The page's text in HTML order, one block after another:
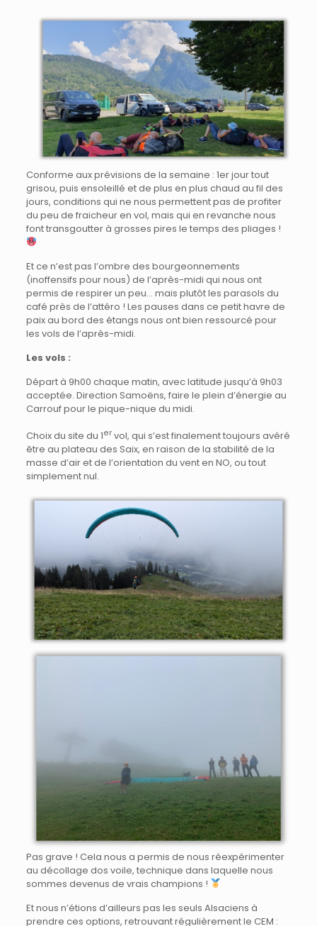
Conforme aux prévisions de la semaine : 1er jour tout
grisou, puis ensoleillé et de plus en plus chaud au fil des
jours, conditions qui ne nous permettent pas de profiter
du peu de fraicheur en vol, mais qui en revanche nous
font transgoutter à grosses pires le temps des pliages !
Et ce n’est pas l’ombre des bourgeonnements
(inoffensifs pour nous) de l’après-midi qui nous ont
permis de respirer un peu… mais plutôt les parasols du
café près de l’attéro ! Les pauses dans ce petit havre de
paix au bord des étangs nous ont bien ressourcé pour
les vols de l’après-midi.
Les vols :
Départ à 9h00 chaque matin, avec latitude jusqu’à 9h03
acceptée. Direction Samoëns, faire le plein d’énergie au
Carrouf pour le pique-nique du midi.
Choix du site du 1ervol, qui s’est finalement toujours avéré
être au plateau des Saix, en raison de la stabilité de la
masse d’air et de l’orientation du vent en NO, ou tout
simplement nul.
Pas grave ! Cela nous a permis de nous réexpérimenter
au décollage dos voile, technique dans laquelle nous
sommes devenus de vrais champions !
Et nous n’étions d’ailleurs pas les seuls Alsaciens à
prendre ces options, retrouvant régulièrement le CEM :